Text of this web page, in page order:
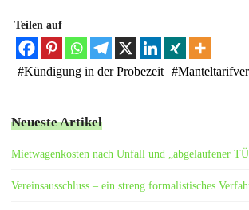
Teilen auf
#Kündigung in der Probezeit #
Neueste Artikel
Mietwagenkosten nach Unfall und „abgelaufener
Vereinsausschluss – ein streng formalistisches